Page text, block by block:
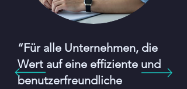
“Für alle Unternehmen, die
Wert auf eine effiziente und
benutzerfreundliche